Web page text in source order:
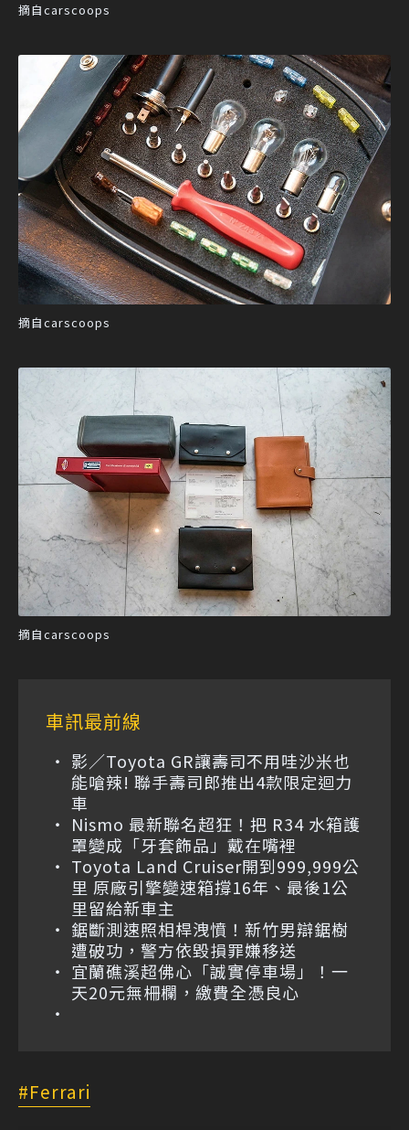
摘自carscoops
摘自carscoops
摘自carscoops
車訊最前線
影／Toyota GR讓壽司不用哇沙米也
能嗆辣! 聯手壽司郎推出4款限定迴力
車
Nismo 最新聯名超狂！把 R34 水箱護
罩變成「牙套飾品」戴在嘴裡
Toyota Land Cruiser開到999,999公
里 原廠引擎變速箱撐16年、最後1公
里留給新車主
鋸斷測速照相桿洩憤！新竹男辯鋸樹
遭破功，警方依毀損罪嫌移送
宜蘭礁溪超佛心「誠實停車場」！一
天20元無柵欄，繳費全憑良心
Ferrari